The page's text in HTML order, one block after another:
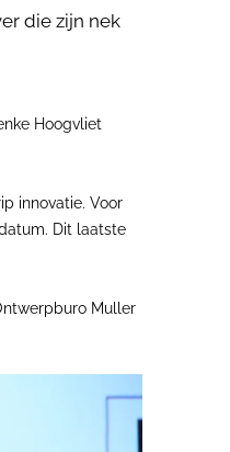
die zijn nek
Hoogvliet
innovatie. Voor
Dit laatste
Muller